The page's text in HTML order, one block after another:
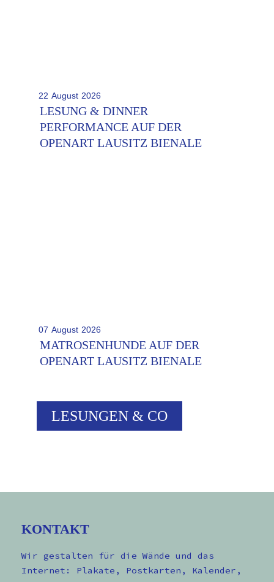
22 August 2026
LESUNG & DINNER
PERFORMANCE AUF DER
OPENART LAUSITZ BIENALE
07 August 2026
MATROSENHUNDE AUF DER
OPENART LAUSITZ BIENALE
LESUNGEN & CO
KONTAKT
Wir gestalten für die Wände und das
Internet: Plakate, Postkarten, Kalender,